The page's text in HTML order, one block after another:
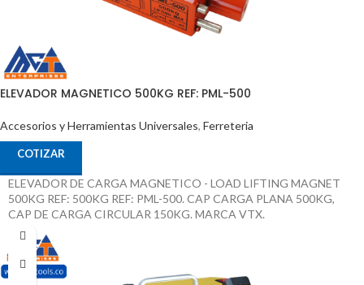
ELEVADOR MAGNETICO 500KG REF: PML-500
Accesorios y Herramientas Universales, Ferreteria
COTIZAR
ELEVADOR DE CARGA MAGNETICO - LOAD LIFTING MAGNET
500KG REF: 500KG REF: PML-500. CAP CARGA PLANA 500KG,
CAP DE CARGA CIRCULAR 150KG. MARCA VTX.